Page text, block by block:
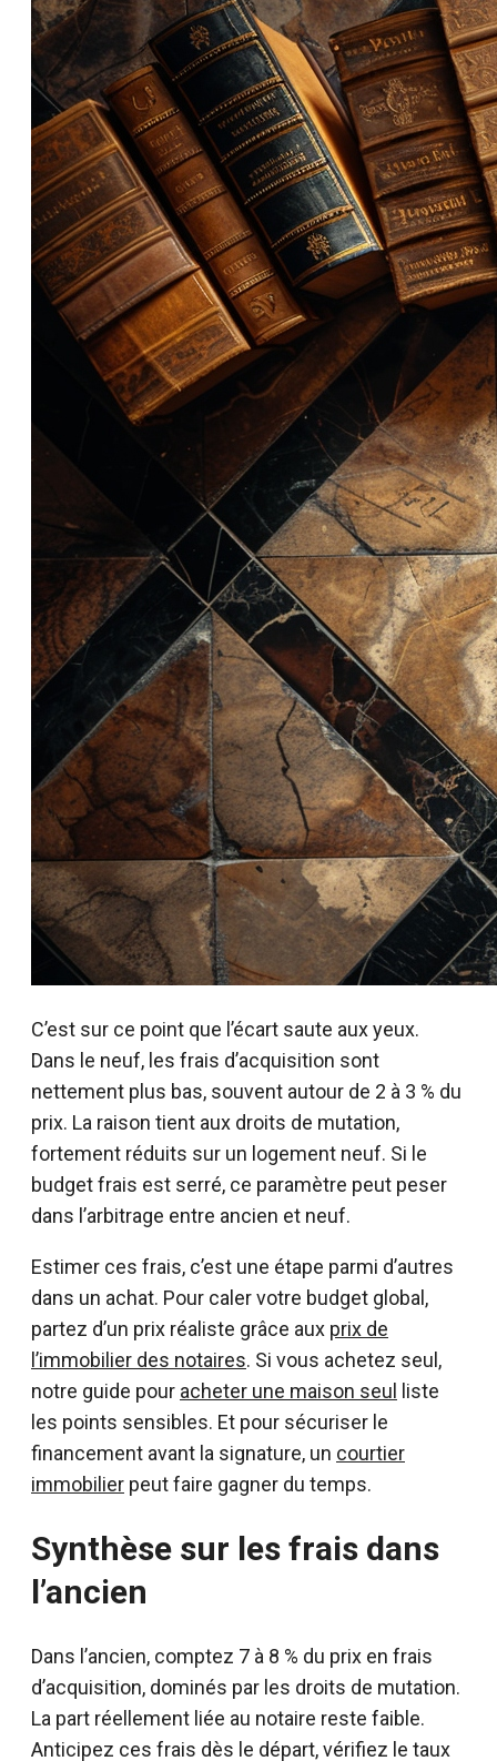
C’est sur ce point que l’écart saute aux yeux.
Dans le neuf, les frais d’acquisition sont
nettement plus bas, souvent autour de 2 à 3 % du
prix. La raison tient aux droits de mutation,
fortement réduits sur un logement neuf. Si le
budget frais est serré, ce paramètre peut peser
dans l’arbitrage entre ancien et neuf.
Estimer ces frais, c’est une étape parmi d’autres
dans un achat. Pour caler votre budget global,
partez d’un prix réaliste grâce aux prix de
l’immobilier des notaires. Si vous achetez seul,
notre guide pour acheter une maison seul liste
les points sensibles. Et pour sécuriser le
financement avant la signature, un courtier
immobilier peut faire gagner du temps.
Synthèse sur les frais dans
l’ancien
Dans l’ancien, comptez 7 à 8 % du prix en frais
d’acquisition, dominés par les droits de mutation.
La part réellement liée au notaire reste faible.
Anticipez ces frais dès le départ, vérifiez le taux